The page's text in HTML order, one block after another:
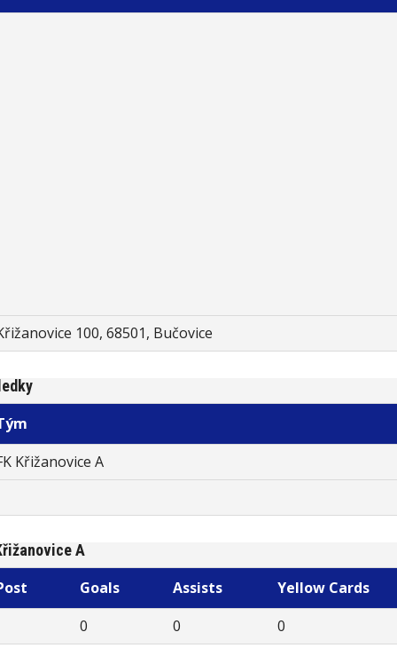
100, 68501, Bučovice
Křižanovice A
A
Goals Assists Yellow Cards
0
0 0